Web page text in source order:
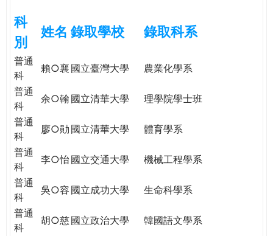
格。
e
r
e
科
別
姓名 錄取學校 錄取科系
普通
科
賴○襄 國立臺灣大學
農業化學系
普通
科
余○翰 國立清華大學
理學院學士班
普通
科
廖○勛 國立清華大學
體育學系
普通
科
李○怡國立交通大學
機械工程學系
普通
科
吳○容 國立成功大學
生命科學系
普通
科
胡○慈國立政治大學
韓國語文學系